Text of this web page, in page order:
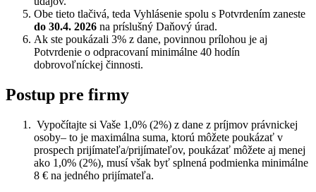
Obe tieto tlačivá, teda Vyhlásenie spolu s Potvrdením zaneste
do 30.4. 2026 na príslušný Daňový úrad.
Ak ste poukázali 3% z dane, povinnou prílohou je aj
Potvrdenie o odpracovaní minimálne 40 hodín
dobrovoľníckej činnosti.
Postup pre firmy
Vypočítajte si Vaše 1,0% (2%) z dane z príjmov právnickej
osoby– to je maximálna suma, ktorú môžete poukázať v
prospech prijímateľa/prijímateľov, poukázať môžete aj menej
ako 1,0% (2%), musí však byť splnená podmienka minimálne
8 € na jedného prijímateľa.